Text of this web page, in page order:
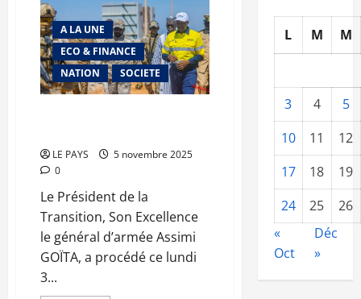
de
voile
levé
sur
le
complot
:
Le
discours
A LA UNE
ECO & FINANCE
NATION
SOCIETE
LE PAYS
5 novembre 2025
0
Le Président de la
Transition, Son Excellence
le général d’armée Assimi
GOÏTA, a procédé ce lundi
3...
L M M
3 4
5
10
11
12
17
18
19
24
25
26
«
Oct
Déc
»